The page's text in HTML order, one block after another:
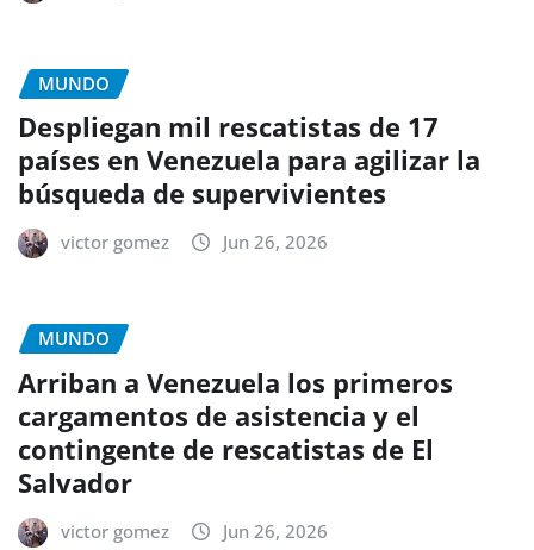
MUNDO
Despliegan mil rescatistas de 17
países en Venezuela para agilizar la
búsqueda de supervivientes
victor gomez Jun 26, 2026
MUNDO
Arriban a Venezuela los primeros
cargamentos de asistencia y el
contingente de rescatistas de El
Salvador
victor gomez Jun 26, 2026